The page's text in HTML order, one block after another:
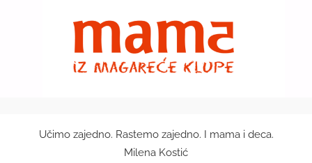
Mama
Učimo zajedno. Rastemo zajedno. I mama i deca.
Milena Kostić